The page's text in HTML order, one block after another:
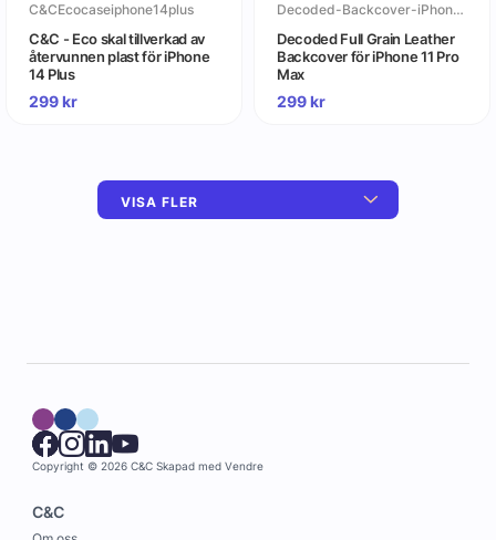
C&CEcocaseiphone14plus
C&C - Eco skal tillverkad av
återvunnen plast för iPhone
14 Plus
299kr
Decoded-Backcover-iPhone-11-Pro-Max
Decoded Full Grain Leather
Backcover för iPhone 11 Pro
Max
299kr
VISA FLER
Copyright © 2026 C&C Skapad med Vendre
C&C